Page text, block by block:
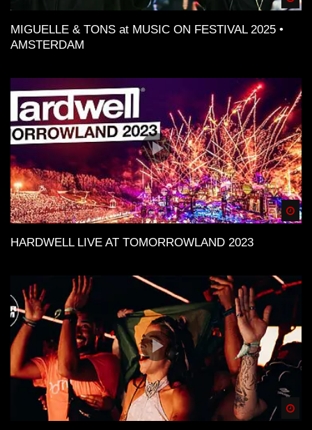
MIGUELLE & TONS at MUSIC ON FESTIVAL 2025 •
AMSTERDAM
HARDWELL LIVE AT TOMORROWLAND 2023